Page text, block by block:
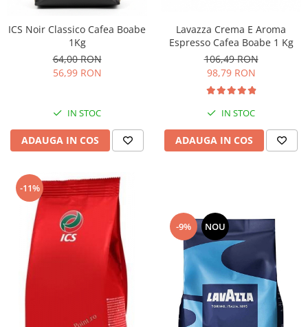
ICS Noir Classico Cafea Boabe
1Kg
64,00 RON
56,99 RON
IN STOC
ADAUGA IN COS
Lavazza Crema E Aroma
Espresso Cafea Boabe 1 Kg
106,49 RON
98,79 RON
IN STOC
ADAUGA IN COS
-11%
-9% NOU